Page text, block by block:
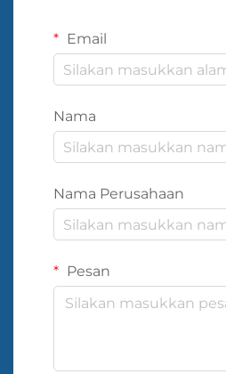
Email
Nama
Nama Perusahaan
Pesan